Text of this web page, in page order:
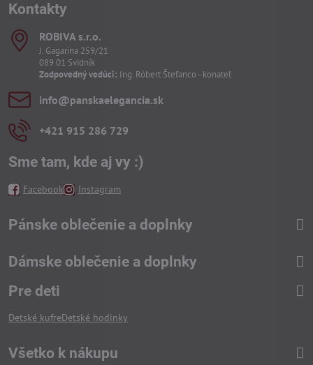
Kontakty
ROBIVA s​.r​.o​.
J. Gagarina 259/21
089 01 Svidník
Zodpovedný vedúci: Ing. Róbert Štefanco - konateľ
info​@panskaelegancia​.sk
+421 915 286 729
Sme tam, kde aj vy :)
Facebook Instagram
Pánske oblečenie a doplnky
Dámske oblečenie a doplnky
Pre deti
Detské kufreDetské hodinky
Všetko k nákupu